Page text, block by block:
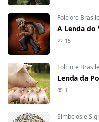
Folclore
A Lenda do
15
Folclore
Lenda da
1
Símbolos e